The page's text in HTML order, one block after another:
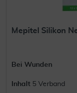
Mepitel Silikon
Bei Wunden
Inhalt 5 Verband